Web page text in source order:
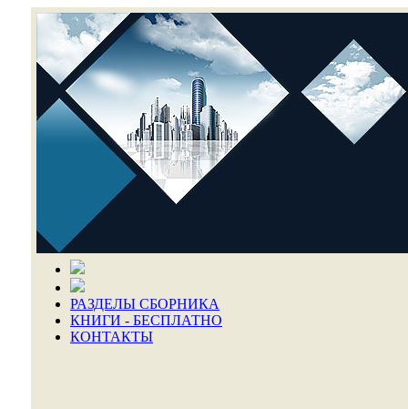
РАЗДЕЛЫ СБОРНИКА
КНИГИ - БЕСПЛАТНО
КОНТАКТЫ